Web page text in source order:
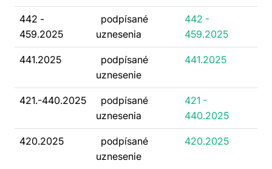
442 -
459.2025
podpísané
uznesenia
442 -
459.2025
441.2025
podpísané
uznesenie
441.2025
421.-440.2025
podpísané
uznesenia
421 -
440.2025
420.2025
podpísané
uznesenie
420.2025